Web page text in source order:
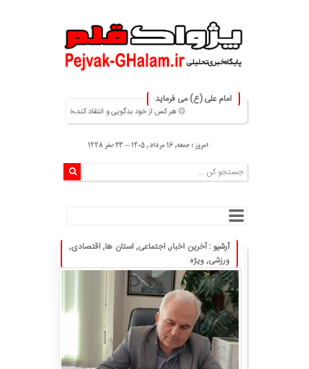
امام علی (ع) می فرماید
۞ هر کس از خود بدگویی و انتقاد کند٬خود را اصلاح کرده و هر کس خودستایی نماید٬ پس به تحقیق خویش را تباه نموده است. ۞
امروز : جمعه, ۱۶ مرداد , ۱۴۰۵ - 23 صفر 1448
آرشیو :آخرین اخبار,اجتماعی,استان ها,اقتصادی,
ورزشی,ویژه